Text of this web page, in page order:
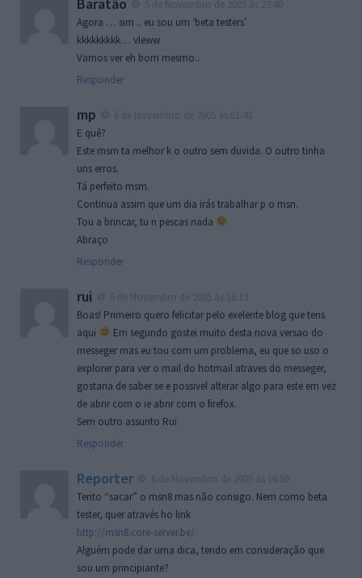
Agora … sim .. eu sou um ‘beta testers’
kkkkkkkkk… vleww
Vamos ver eh bom mesmo..
Responder
mp
E quê?
Este msm ta melhor k o outro sem duvida. O outro tinha
uns erros.
Tá perfeito msm.
Continua assim que um dia irás trabalhar p o msn.
Tou a brincar, tu n pescas nada
Abraço
Responder
rui
Boas! Primeiro quero felicitar pelo exelente blog que tens
aqui
Em segundo gostei muito desta nova versao do
messeger mas eu tou com um problema, eu que so uso o
explorer para ver o mail do hotmail atraves do messeger,
gostaria de saber se e possivel alterar algo para este em vez
de abrir com o ie abrir com o firefox.
Sem outro assunto Rui
Responder
Reporter
Tento “sacar” o msn8 mas não consigo. Nem como beta
tester, quer através ho link
http://msn8.core-server.be/
Alguém pode dar uma dica, tendo em consideração que
sou um principiante?